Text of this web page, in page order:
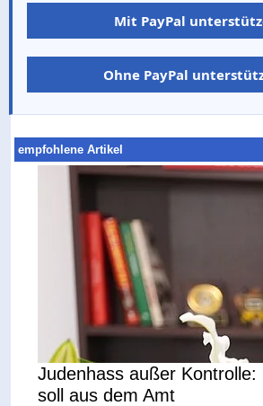
Mit PayPal
Ohne PayPal
empfohlene Artikel
Judenhass außer Kontrolle:
soll aus dem Amt